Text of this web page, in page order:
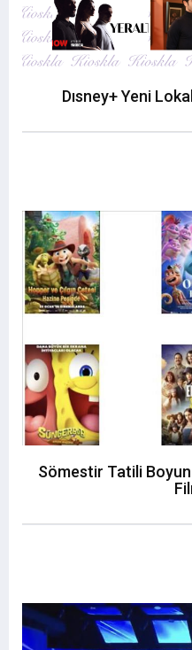
Dısney+ Yeni
Sömestir Tatili